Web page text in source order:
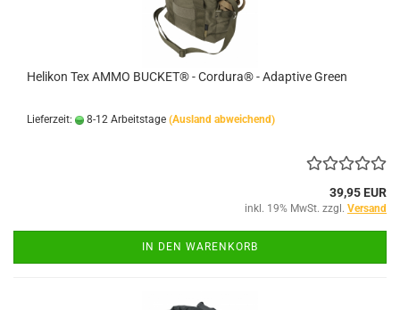
Helikon Tex AMMO BUCKET® - Cordura® - Adaptive Green
Lieferzeit: 8-12 Arbeitstage (Ausland abweichend)
39,95 EUR
inkl. 19% MwSt. zzgl. Versand
IN DEN WARENKORB